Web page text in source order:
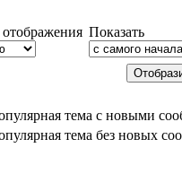
Показать
тема с новыми
тема без новых